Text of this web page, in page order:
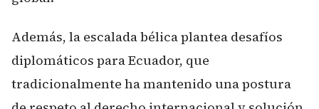
Además, la escalada bélica plantea desafíos
diplomáticos para Ecuador, que
tradicionalmente ha mantenido una postura